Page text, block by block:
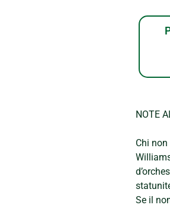
NOTE
Chi
Se il